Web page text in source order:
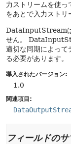
力ストリームを使っ
をあとで入力ストリ
DataInputStreamは
せん。
適切な同期によって
る必要があります。
導入されたバージョン:
1.0
関連項目:
フィールドの